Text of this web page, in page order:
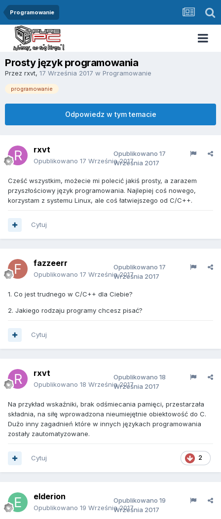
Programowanie
Prosty język programowania
Przez rxvt, 17 Września 2017 w Programowanie
programowanie
Odpowiedz w tym temacie
rxvt
Opublikowano 17 Września 2017
Opublikowano 17
Września 2017
Cześć wszystkim, możecie mi polecić jakiś prosty, a zarazem
przyszłościowy język programowania. Najlepiej coś nowego,
korzystam z systemu Linux, ale coś łatwiejszego od C/C++.
Cytuj
fazzeerr
Opublikowano 17 Września 2017
Opublikowano 17
Września 2017
1. Co jest trudnego w C/C++ dla Ciebie?
2. Jakiego rodzaju programy chcesz pisać?
Cytuj
rxvt
Opublikowano 18 Września 2017
Opublikowano 18
Września 2017
Na przykład wskaźniki, brak odśmiecania pamięci, przestarzała
składnia, na siłę wprowadzona nieumiejętnie obiektowość do C.
Dużo inny zagadnień które w innych językach programowania
zostały zautomatyzowane.
2
Cytuj
elderion
Opublikowano 19 Września 2017
Opublikowano 19
Września 2017